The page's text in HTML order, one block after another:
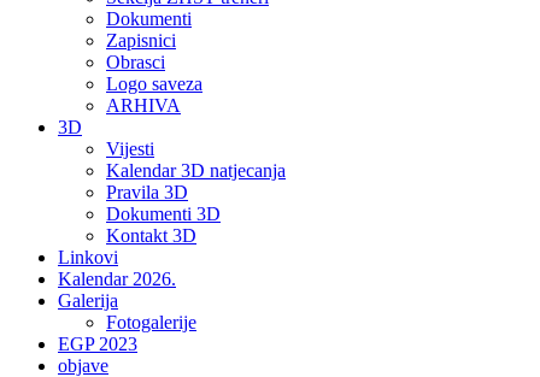
Dokumenti
Zapisnici
Obrasci
Logo saveza
ARHIVA
3D
Vijesti
Kalendar 3D natjecanja
Pravila 3D
Dokumenti 3D
Kontakt 3D
Linkovi
Kalendar 2026.
Galerija
Fotogalerije
EGP 2023
objave